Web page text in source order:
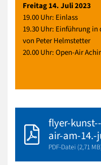
Freitag 14. Juli 2023
19.00 Uhr: Einlass
19.30 Uhr: Einführung in
von Peter Helmstetter
20.00 Uhr: Open-Air
flyer-
air-am-
PDF-Datei (2,71